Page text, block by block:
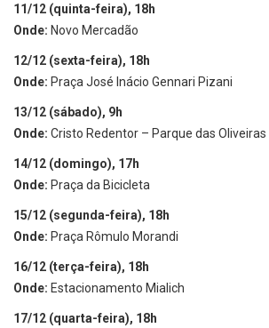
11/12 (quinta-feira), 18h
Onde: Novo Mercadão
12/12 (sexta-feira), 18h
Onde: Praça José Inácio Gennari Pizani
13/12 (sábado), 9h
Onde: Cristo Redentor – Parque das Oliveiras
14/12 (domingo), 17h
Onde: Praça da Bicicleta
15/12 (segunda-feira), 18h
Onde: Praça Rômulo Morandi
16/12 (terça-feira), 18h
Onde: Estacionamento Mialich
17/12 (quarta-feira), 18h